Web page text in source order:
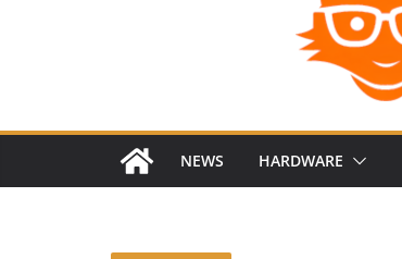
NEWS HARDWARE